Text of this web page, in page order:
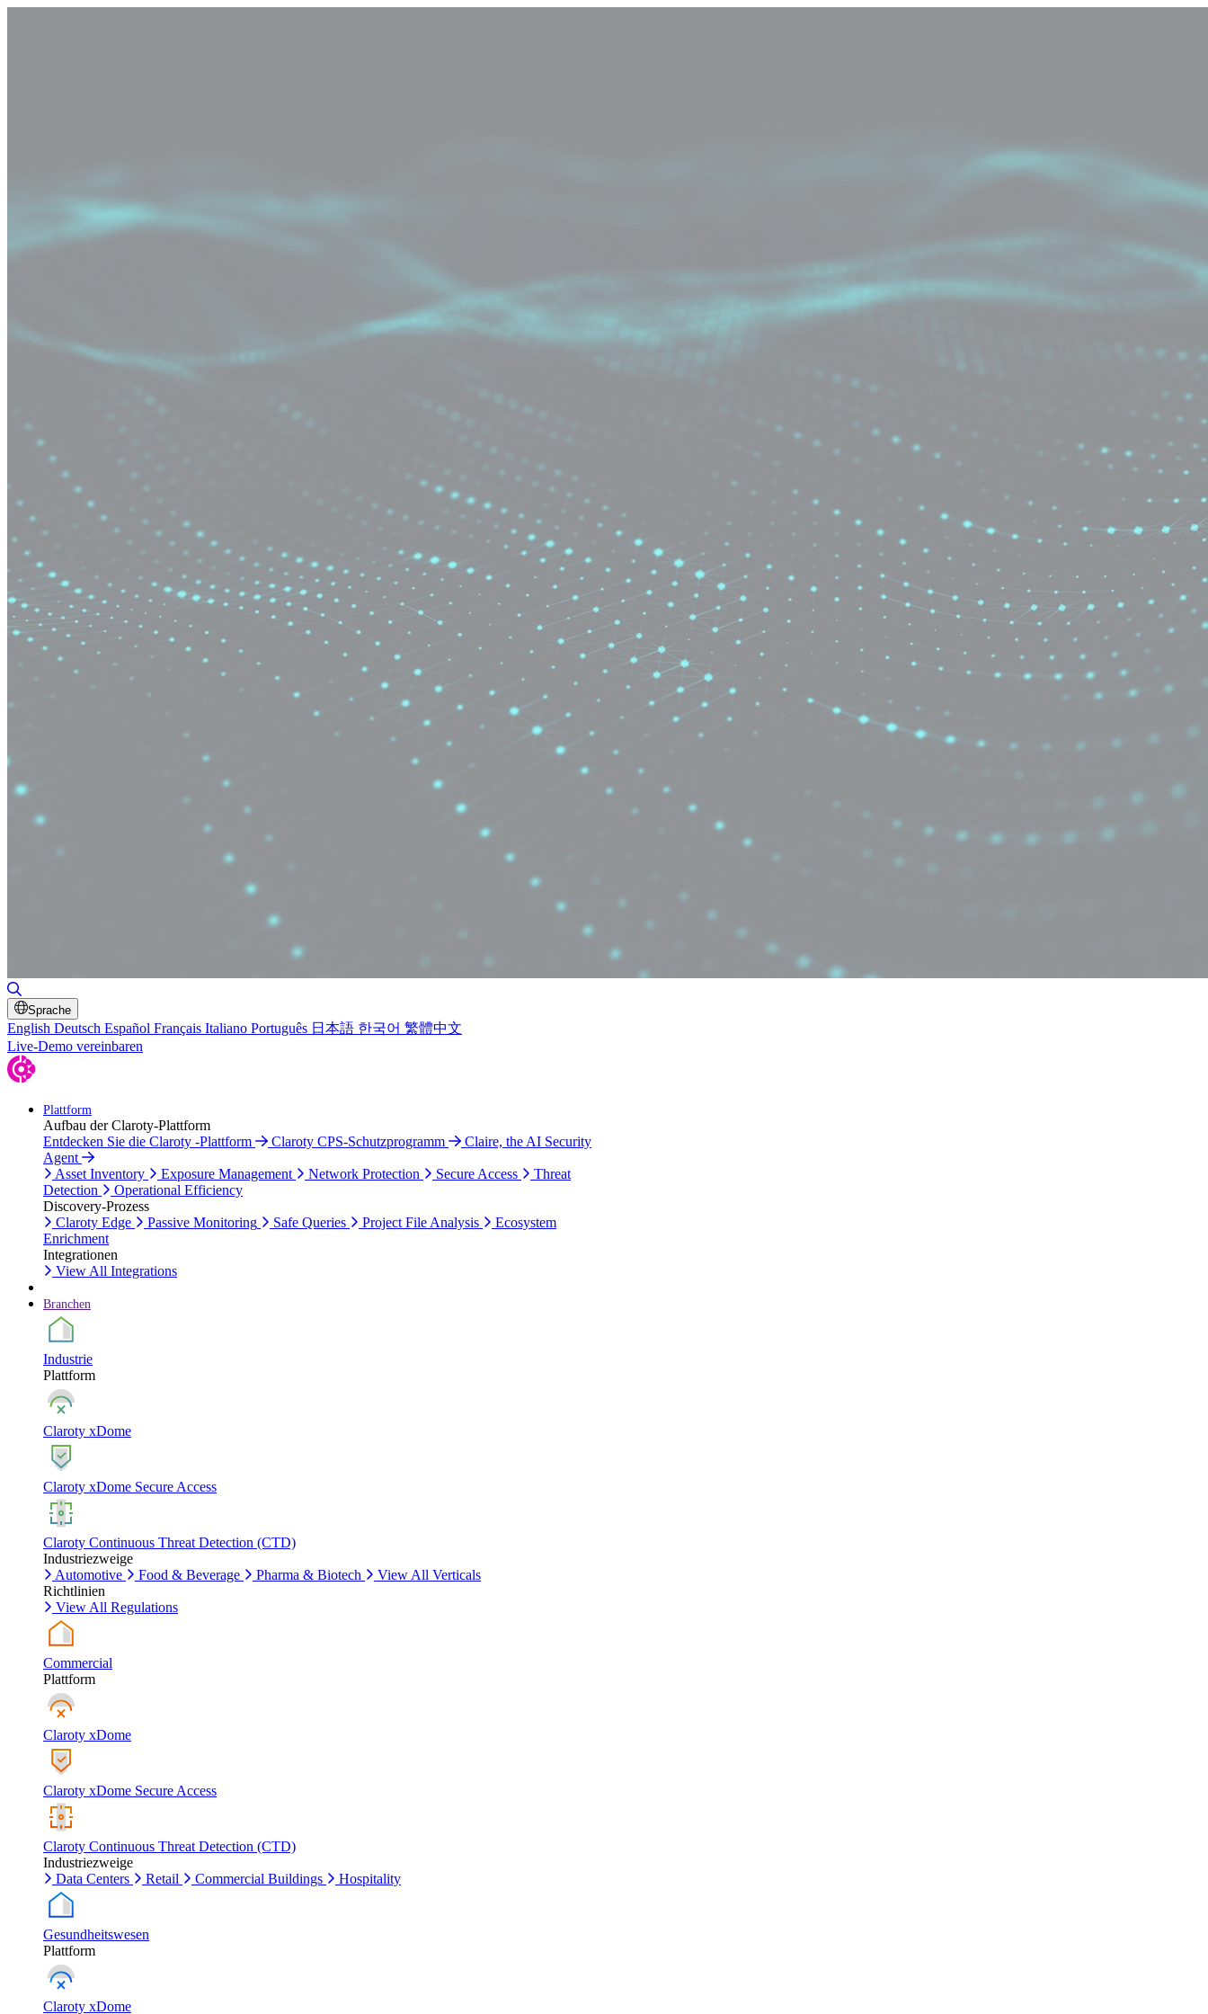
Sprache
English Deutsch Español Français Italiano Português 日本語 한국어 繁體中文
Live-Demo vereinbaren
Plattform
Aufbau der Claroty-Plattform
Entdecken Sie die Claroty -Plattform
Claroty CPS-Schutzprogramm
Claire, the AI Security
Agent
Asset Inventory
Exposure Management Network Protection Secure Access
Threat
Detection
Operational Efficiency
Discovery-Prozess
Claroty Edge
Passive Monitoring Safe Queries Project File Analysis
Ecosystem
Enrichment
Integrationen
View All Integrations
Branchen
Industrie
Plattform
Claroty xDome
Claroty xDome Secure Access
Claroty Continuous Threat Detection (CTD)
Industriezweige
Automotive
Food & Beverage Pharma & Biotech
View All Verticals
Richtlinien
View All Regulations
Commercial
Plattform
Claroty xDome
Claroty xDome Secure Access
Claroty Continuous Threat Detection (CTD)
Industriezweige
Data Centers
Retail Commercial Buildings Hospitality
Gesundheitswesen
Plattform
Claroty xDome